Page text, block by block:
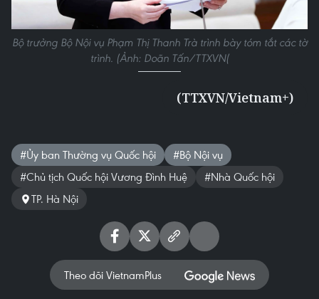
Bộ trưởng Bộ Nội vụ Phạm Thị Thanh Trà trình bày tóm tắt các tờ
trình. (Ảnh: Doãn Tấn/TTXVN(
(TTXVN/Vietnam+)
#Ủy ban Thường vụ Quốc hội
#Bộ Nội vụ
#Chủ tịch Quốc hội Vương Đình Huệ
#Nhà Quốc hội
TP. Hà Nội
Theo dõi VietnamPlus